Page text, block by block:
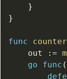
}
}
func counter
	out
:=
go
func (